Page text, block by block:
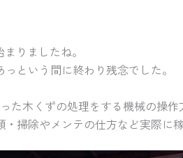
りましたね。
という間に終わり残念でした。
た木くずの処理をする機械の操作
掃除やメンテの仕方など実際に